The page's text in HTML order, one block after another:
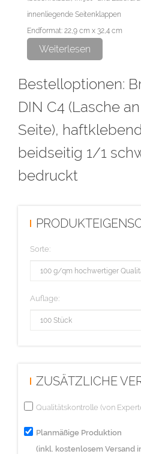
innenliegende Seitenklappen
Endformat: 22,9 cm x 32,4 cm
Datenformat: 23,9 cm x 33,4 cm
Diese Auflage wird im
Weiterlesen
Bestelloptionen:
DIN C4 (Lasche
Seite),
beidseitig 1/1
bedruckt
Sorte:
Auflage:
ZUSÄTZLICHE
Qualitätskontrolle (von
Planmäßige Produktion
(inkl. kostenlosem Versand